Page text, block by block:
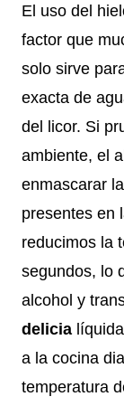
El uso del
factor que
solo sirve
exacta de
del licor. Si
ambiente, el
enmascarar
presentes en
reducimos la
segundos, lo
alcohol y
delicia
a la cocina
temperatura